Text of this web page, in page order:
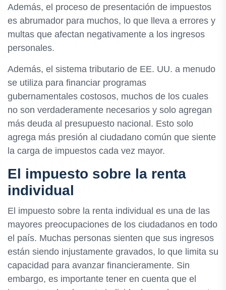
Además, el proceso de presentación de impuestos
es abrumador para muchos, lo que lleva a errores y
multas que afectan negativamente a los ingresos
personales.
Además, el sistema tributario de EE. UU. a menudo
se utiliza para financiar programas
gubernamentales costosos, muchos de los cuales
no son verdaderamente necesarios y solo agregan
más deuda al presupuesto nacional. Esto solo
agrega más presión al ciudadano común que siente
la carga de impuestos cada vez mayor.
El impuesto sobre la renta
individual
El impuesto sobre la renta individual es una de las
mayores preocupaciones de los ciudadanos en todo
el país. Muchas personas sienten que sus ingresos
están siendo injustamente gravados, lo que limita su
capacidad para avanzar financieramente. Sin
embargo, es importante tener en cuenta que el